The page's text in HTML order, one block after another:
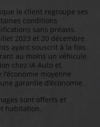
le client regroupe ses
conditions
sans préavis.
2023 et 20 décembre
ayant souscrit à la fois
au moins un véhicule
chez iA Auto et
moyenne
garantie d’économie.
sont offerts et
habitation.